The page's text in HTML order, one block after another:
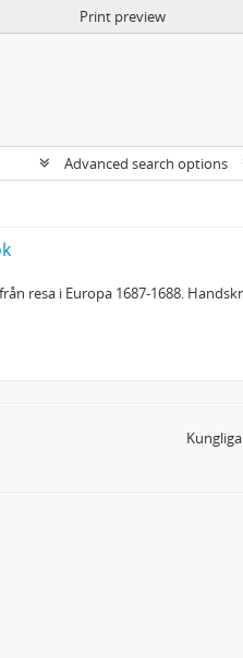
Print preview
Advanced search options
resa i Europa 1687-1688.